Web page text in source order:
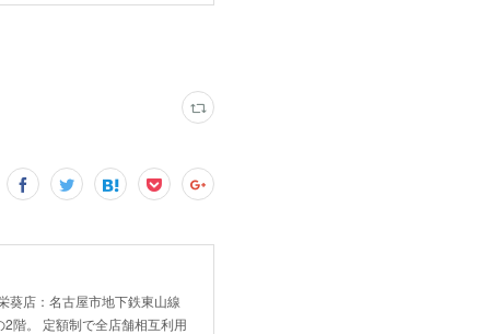
葵店：名古屋市地下鉄東山線
階。 定額制で全店舗相互利用